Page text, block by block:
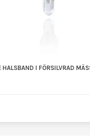
HALSBAND I FÖRSILVRAD